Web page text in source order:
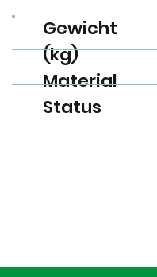
Gewicht
(kg)
Material
Status